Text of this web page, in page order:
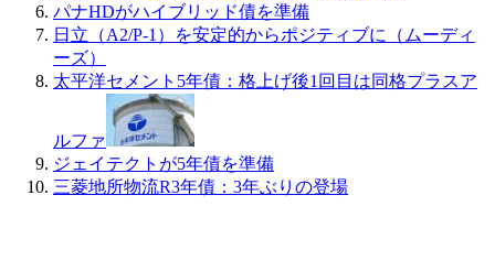
パナHDがハイブリッド債を準備
日立（A2/P-1）を安定的からポジティブに（ムーディ
ーズ）
太平洋セメント5年債：格上げ後1回目は同格プラスア
ルファ
ジェイテクトが5年債を準備
三菱地所物流R3年債：3年ぶりの登場